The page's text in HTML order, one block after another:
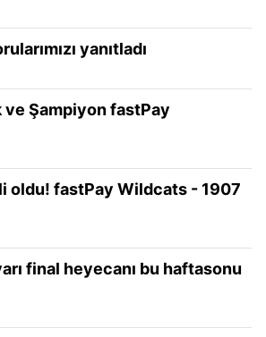
yanıtladı
ve Şampiyon fastPay
oldu! fastPay Wildcats - 1907
final heyecanı bu haftasonu